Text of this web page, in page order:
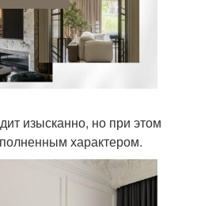
изысканно, но при этом
характером.